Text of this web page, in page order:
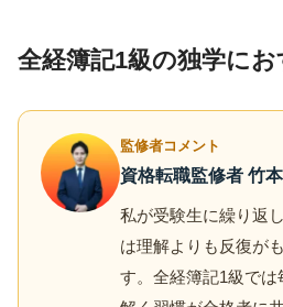
全経簿記1級の独学に
監修者コメント
資格転職監修者 竹
私が受験生に繰り返
は理解よりも反復が
す。全経簿記1級では